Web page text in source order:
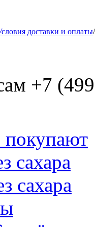
доставки и оплаты/
+7
покупают
сахара
сахара